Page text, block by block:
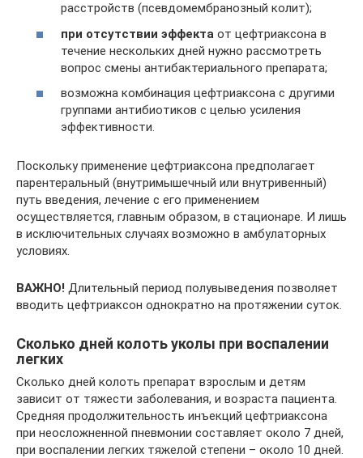
расстройств (псевдомембранозный колит);
при отсутствии эффекта от цефтриаксона в
течение нескольких дней нужно рассмотреть
вопрос смены антибактериального препарата;
возможна комбинация цефтриаксона с другими
группами антибиотиков с целью усиления
эффективности.
Поскольку применение цефтриаксона предполагает
парентеральный (внутримышечный или внутривенный)
путь введения, лечение с его применением
осуществляется, главным образом, в стационаре. И лишь
в исключительных случаях возможно в амбулаторных
условиях.
ВАЖНО! Длительный период полувыведения позволяет
вводить цефтриаксон однократно на протяжении суток.
Сколько дней колоть уколы при воспалении
легких
Сколько дней колоть препарат взрослым и детям
зависит от тяжести заболевания, и возраста пациента.
Средняя продолжительность инъекций цефтриаксона
при неосложненной пневмонии составляет около 7 дней,
при воспалении легких тяжелой степени – около 10 дней.